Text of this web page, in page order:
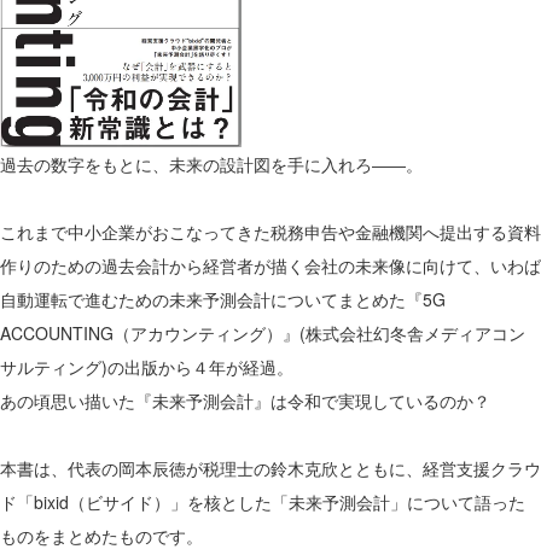
過去の数字をもとに、未来の設計図を手に入れろ――。
これまで中小企業がおこなってきた税務申告や金融機関へ提出する資料
作りのための過去会計から経営者が描く会社の未来像に向けて、いわば
自動運転で進むための未来予測会計についてまとめた『5G
ACCOUNTING（アカウンティング）』(株式会社幻冬舎メディアコン
サルティング)の出版から４年が経過。
あの頃思い描いた『未来予測会計』は令和で実現しているのか？
本書は、代表の岡本辰徳が税理士の鈴木克欣とともに、経営支援クラウ
ド「bixid（ビサイド）」を核とした「未来予測会計」について語った
ものをまとめたものです。